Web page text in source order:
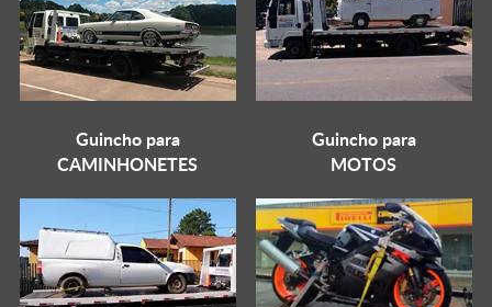
Guincho para
CAMINHONETES
Guincho para
MOTOS